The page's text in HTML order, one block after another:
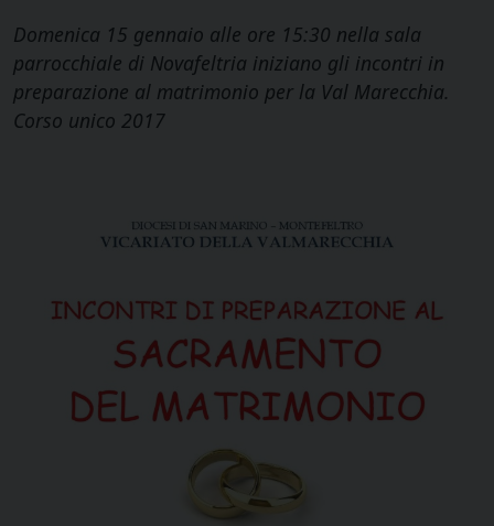
Domenica 15 gennaio alle ore 15:30 nella sala
parrocchiale di Novafeltria iniziano gli incontri in
preparazione al matrimonio per la Val Marecchia.
Corso unico 2017